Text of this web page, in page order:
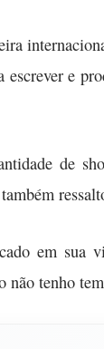
e
de
em sua
tenho